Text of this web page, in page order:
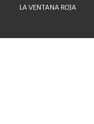
LA VENTANA ROJA